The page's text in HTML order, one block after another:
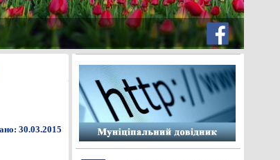
30.03.2015